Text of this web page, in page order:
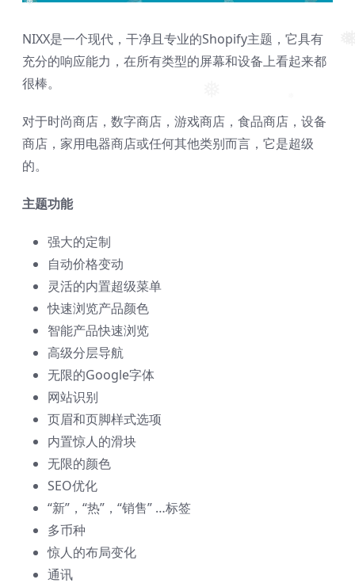
NIXX是一个现代，干净且专业的Shopify主题，它具有
充分的响应能力，在所有类型的屏幕和设备上看起来都
很棒。
对于时尚商店，数字商店，游戏商店，食品商店，设备
商店，家用电器商店或任何其他类别而言，它是超级
的。
主题功能
强大的定制
自动价格变动
灵活的内置超级菜单
快速浏览产品颜色
智能产品快速浏览
高级分层导航
无限的Google字体
网站识别
页眉和页脚样式选项
内置惊人的滑块
无限的颜色
SEO优化
“新”，“热”，“销售” …标签
多币种
惊人的布局变化
通讯